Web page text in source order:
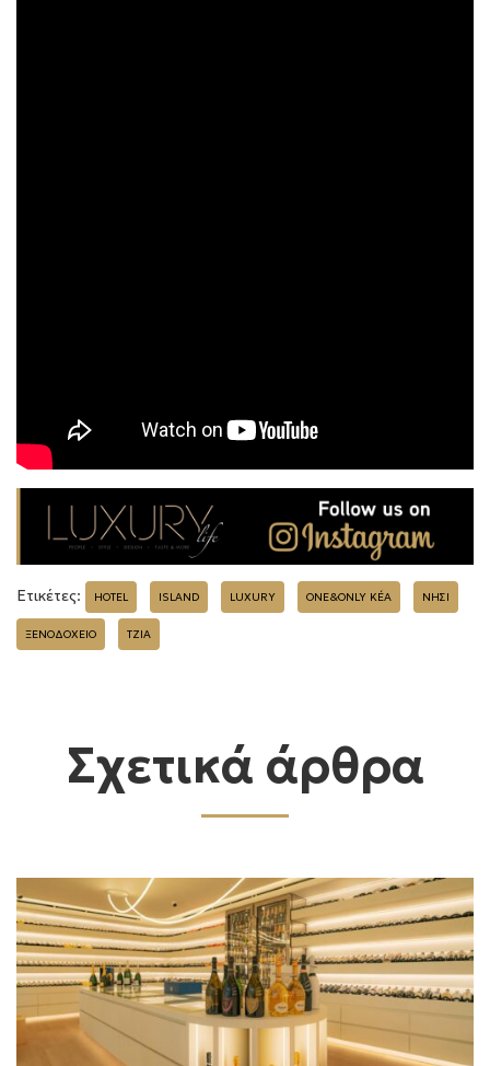
Ετικέτες: HOTEL ISLAND LUXURY ONE&ONLY KÉA ΝΗΣΙ
ΞΕΝΟΔΟΧΕΙΟ ΤΖΙΑ
Σχετικά άρθρα